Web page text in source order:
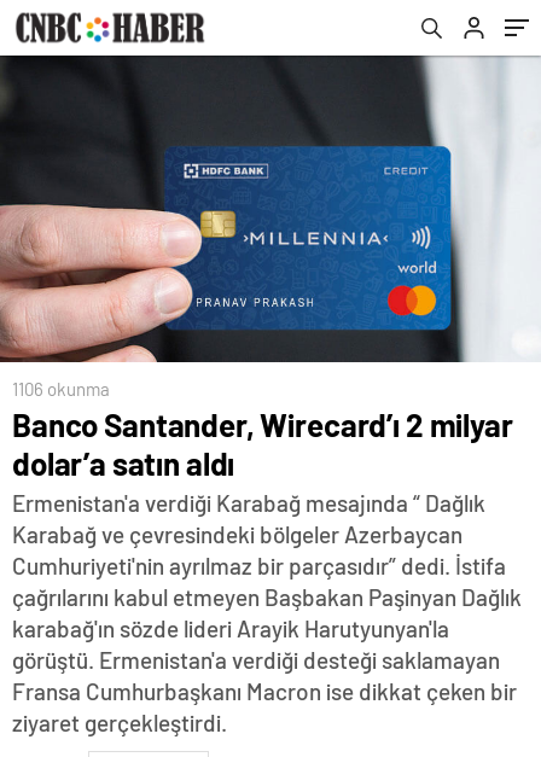
1106 okunma
Banco Santander, Wirecard’ı 2 milyar
dolar’a satın aldı
Ermenistan'a verdiği Karabağ mesajında “ Dağlık
Karabağ ve çevresindeki bölgeler Azerbaycan
Cumhuriyeti'nin ayrılmaz bir parçasıdır” dedi. İstifa
çağrılarını kabul etmeyen Başbakan Paşinyan Dağlık
karabağ'ın sözde lideri Arayik Harutyunyan'la
görüştü. Ermenistan'a verdiği desteği saklamayan
Fransa Cumhurbaşkanı Macron ise dikkat çeken bir
ziyaret gerçekleştirdi.